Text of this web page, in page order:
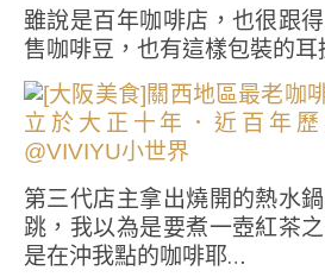
雖說是百年咖啡店，也很跟
售咖啡豆，也有這樣包裝的
第三代店主拿出燒開的熱水
跳，我以為是要煮一壺紅茶
是在沖我點的咖啡耶…